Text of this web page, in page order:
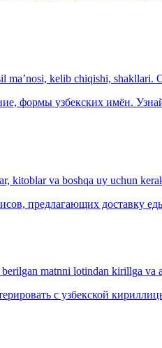
ma’nosi, kelib chiqishi,
формы узбекских имён.
kitoblar va boshqa uy uchun
предлагающих доставку
matnni lotindan kirillga va
с узбекской